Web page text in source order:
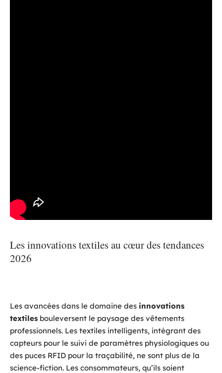
Les innovations textiles au cœur des tendances
2026
Les avancées dans le domaine des innovations
textiles bouleversent le paysage des vêtements
professionnels. Les textiles intelligents, intégrant des
capteurs pour le suivi de paramètres physiologiques ou
des puces RFID pour la traçabilité, ne sont plus de la
science-fiction. Les consommateurs, qu’ils soient